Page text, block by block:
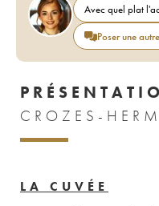
Avec quel plat
Poser une
CROZES-
LA CUVÉE